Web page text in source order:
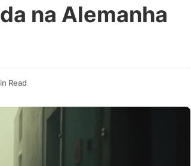
na Alemanha
Read